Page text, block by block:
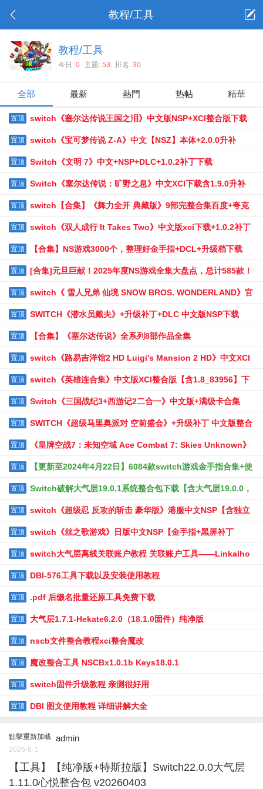
教程/工具
教程/工具
今日:0 主題:53 排名:30
全部 最新 熱門 热帖 精華
置顶 switch《塞尔达传说王国之泪》中文版NSP+XCI整合版下载
【含1.2.1补丁+金手指+60帧补丁+存档+主题+攻略+amiibo+MOD
合集】
置顶 switch《宝可梦传说 Z-A》中文【NSZ】本体+2.0.0升补
+1DLC下载
置顶 Switch《文明 7》中文+NSP+DLC+1.0.2补丁下载
置顶 Switch《塞尔达传说：旷野之息》中文XCI下载含1.9.0升补
+2DLC
置顶 switch【合集】《舞力全开 典藏版》9部完整合集百度+夸克
下载
置顶 switch《双人成行 It Takes Two》中文版xci下载+1.0.2补丁
+2DLC+60帧金手指+通关存档+系统要求:15.0.0
置顶 【合集】NS游戏3000个，整理好金手指+DCL+升级档下载
置顶 [合集]元旦巨献！2025年度NS游戏全集大盘点，总计585款！
置顶 switch《 雪人兄弟 仙境 SNOW BROS. WONDERLAND》官
方中文|NSZ下载
置顶 SWITCH《潜水员戴夫》+升级补丁+DLC 中文版NSP下载
置顶 【合集】《塞尔达传说》全系列8部作品全集
置顶 switch《路易吉洋馆2 HD Luigi's Mansion 2 HD》中文XCI
下载+金手指
置顶 switch《英雄连合集》中文版XCI整合版【含1.8_83956】下
载
置顶 Switch《三国战纪3+西游记2二合一》中文版+满级卡合集
NSP下载
置顶 SWITCH《超级马里奥派对 空前盛会》+升级补丁 中文版整合
XCI下载
置顶 《皇牌空战7：未知空域 Ace Combat 7: Skies Unknown》
中文版XCI下载+13个DLC+金手指+画质MOD+固件v15.0.0
置顶 【更新至2024年4月22日】6084款switch游戏金手指合集+使
用说明+目录对照表
置顶 Switch破解大气层19.0.1系统整合包下载【含大气层19.0.0，
18.1.0整合包1.7.1自带特斯拉插件+TX11.0整合包+升级教程】
置顶 switch《超级忍 反攻的斩击 豪华版》港服中文NSP【含独立
美术书+原声带程序】下载
置顶 switch《丝之歌游戏》日版中文NSP【金手指+黑屏补丁
+mod+模拟器】下载
置顶 switch大气层离线关联账户教程 关联账户工具——Linkalho
下载
置顶 DBI-576工具下载以及安装使用教程
置顶 .pdf 后缀名批量还原工具免费下载
置顶 大气层1.7.1-Hekate6.2.0（18.1.0固件）纯净版
置顶 nscb文件整合教程xci整合魔改
置顶 魔改整合工具 NSCBx1.0.1b Keys18.0.1
置顶 switch固件升级教程 亲测很好用
置顶 DBI 图文使用教程 详细讲解大全
點擊重新加載 admin
2026-6-1
【工具】【纯净版+特斯拉版】Switch22.0.0大气层
1.11.0心悦整合包 v20260403